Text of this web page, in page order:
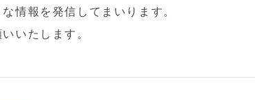
情報を発信してまいります。
いたします。